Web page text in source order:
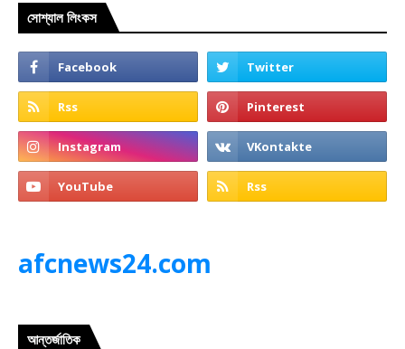
সোশ্যাল লিংকস
afcnews24.com
আন্তর্জাতিক